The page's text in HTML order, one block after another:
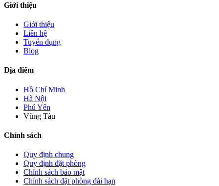
Giới thiệu
Giới thiệu
Liên hệ
Tuyển dụng
Blog
Địa điểm
Hồ Chí Minh
Hà Nội
Phú Yên
Vũng Tàu
Chính sách
Quy định chung
Quy định đặt phòng
Chính sách bảo mật
Chính sách đặt phòng dài hạn